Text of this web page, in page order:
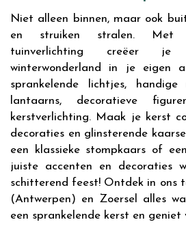
Niet alleen binnen, maar ook
en struiken stralen. Met
tuinverlichting creëer je
winterwonderland in je eigen
sprankelende lichtjes, handige
lantaarns, decoratieve
kerstverlichting. Maak je kerst
decoraties en glinsterende
een klassieke stompkaars of
juiste accenten en decoraties
schitterend feest! Ontdek in ons
(Antwerpen) en Zoersel alles
een sprankelende kerst en